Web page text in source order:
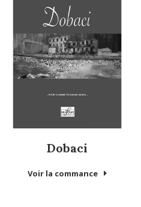
Dobaci
Voir la commance